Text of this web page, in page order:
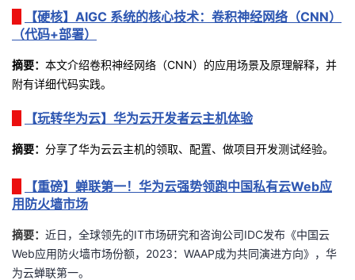
证
实
验
的
收
藏
持
建
议
【硬核】AIGC 系统的核心技术：卷积神经网络（CNN）
（代码+部署）
摘要： 本文介绍卷积神经网络（CNN）的应用场景及原理解释，并
附有详细代码实践。
【玩转华为云】华为云开发者云主机体验
摘要： 分享了华为云云主机的领取、配置、做项目开发测试经验。
【重磅】蝉联第一！华为云强势领跑中国私有云Web应
用防火墙市场
摘要： 近日，全球领先的IT市场研究和咨询公司IDC发布《中国云
Web应用防火墙市场份额，2023：WAAP成为共同演进方向》，华
为云蝉联第一。